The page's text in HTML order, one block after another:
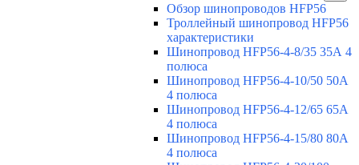
Обзор шинопроводов HFP56
Троллейный шинопровод HFP56
характеристики
Шинопровод HFP56-4-8/35 35А 4
полюса
Шинопровод HFP56-4-10/50 50А
4 полюса
Шинопровод HFP56-4-12/65 65А
4 полюса
Шинопровод HFP56-4-15/80 80А
4 полюса